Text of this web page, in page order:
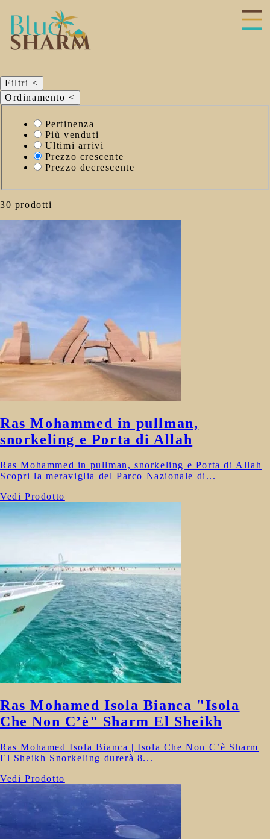
Filtri<
Ordinamento<
criterio
ordinamento
Pertinenza
Più venduti
Ultimi arrivi
Prezzo crescente
Prezzo decrescente
30 prodotti
Ras Mohammed in pullman,
snorkeling e Porta di Allah
Ras Mohammed in pullman, snorkeling e Porta di Allah
Scopri la meraviglia del Parco Nazionale di...
Vedi Prodotto
Ras Mohamed Isola Bianca "Isola
Che Non C’è" Sharm El Sheikh
Ras Mohamed Isola Bianca | Isola Che Non C’è Sharm
El Sheikh Snorkeling durerà 8...
Vedi Prodotto